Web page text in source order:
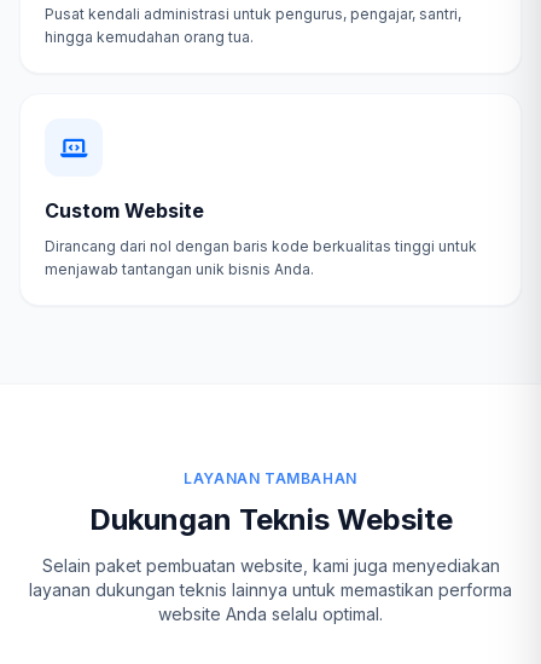
Pusat kendali administrasi untuk pengurus, pengajar, santri,
hingga kemudahan orang tua.
Custom Website
Dirancang dari nol dengan baris kode berkualitas tinggi untuk
menjawab tantangan unik bisnis Anda.
LAYANAN TAMBAHAN
Dukungan Teknis Website
Selain paket pembuatan website, kami juga menyediakan
layanan dukungan teknis lainnya untuk memastikan performa
website Anda selalu optimal.